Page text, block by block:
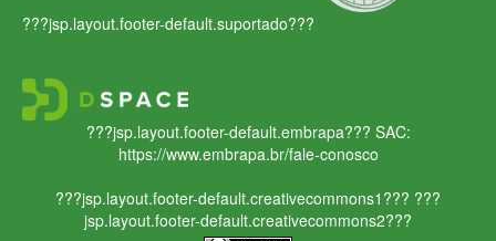
???jsp.layout.footer-default.suportado???
???jsp.layout.footer-default.embrapa??? SAC:
https://www.embrapa.br/fale-conosco
???jsp.layout.footer-default.creativecommons1??? ???
jsp.layout.footer-default.creativecommons2???